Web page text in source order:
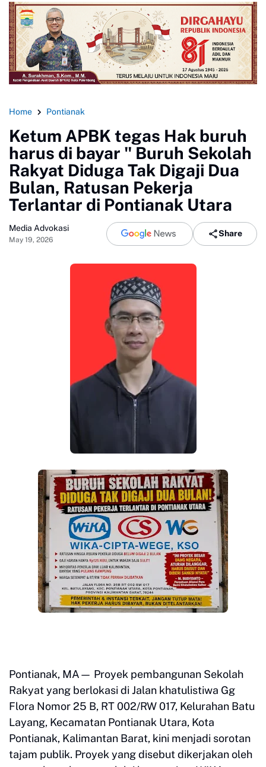
Home Pontianak
Ketum APBK tegas Hak buruh
harus di bayar " Buruh Sekolah
Rakyat Diduga Tak Digaji Dua
Bulan, Ratusan Pekerja
Terlantar di Pontianak Utara
Media Advokasi
May 19, 2026
Share
Pontianak, MA— Proyek pembangunan Sekolah
Rakyat yang berlokasi di Jalan khatulistiwa Gg
Flora Nomor 25 B, RT 002/RW 017, Kelurahan Batu
Layang, Kecamatan Pontianak Utara, Kota
Pontianak, Kalimantan Barat, kini menjadi sorotan
tajam publik. Proyek yang disebut dikerjakan oleh